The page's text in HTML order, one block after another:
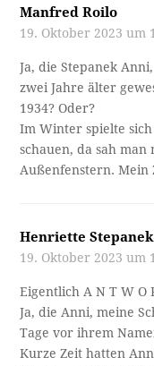
Manfred Roilo
19. Oktober 2023 um
Ja, die Stepanek
zwei Jahre älter
1934? Oder?
Im Winter spielte
schauen, da sah
Außenfenstern.
Henriette Stepanek
19. Oktober 2023 um
Eigentlich A N T W O
Ja, die Anni, meine
Tage vor ihrem
Kurze Zeit hatten